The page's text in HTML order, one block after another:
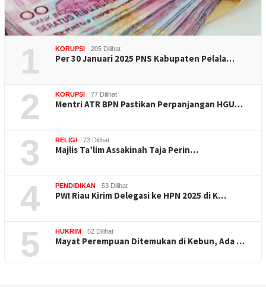
1 KORUPSI 205 Dilihat
Per 30 Januari 2025 PNS Kabupaten Pelala…
2 KORUPSI 77 Dilihat
Mentri ATR BPN Pastikan Perpanjangan HGU…
3 RELIGI 73 Dilihat
Majlis Ta’lim Assakinah Taja Perin…
4 PENDIDIKAN 53 Dilihat
PWI Riau Kirim Delegasi ke HPN 2025 di K…
5 HUKRIM 52 Dilihat
Mayat Perempuan Ditemukan di Kebun, Ada …